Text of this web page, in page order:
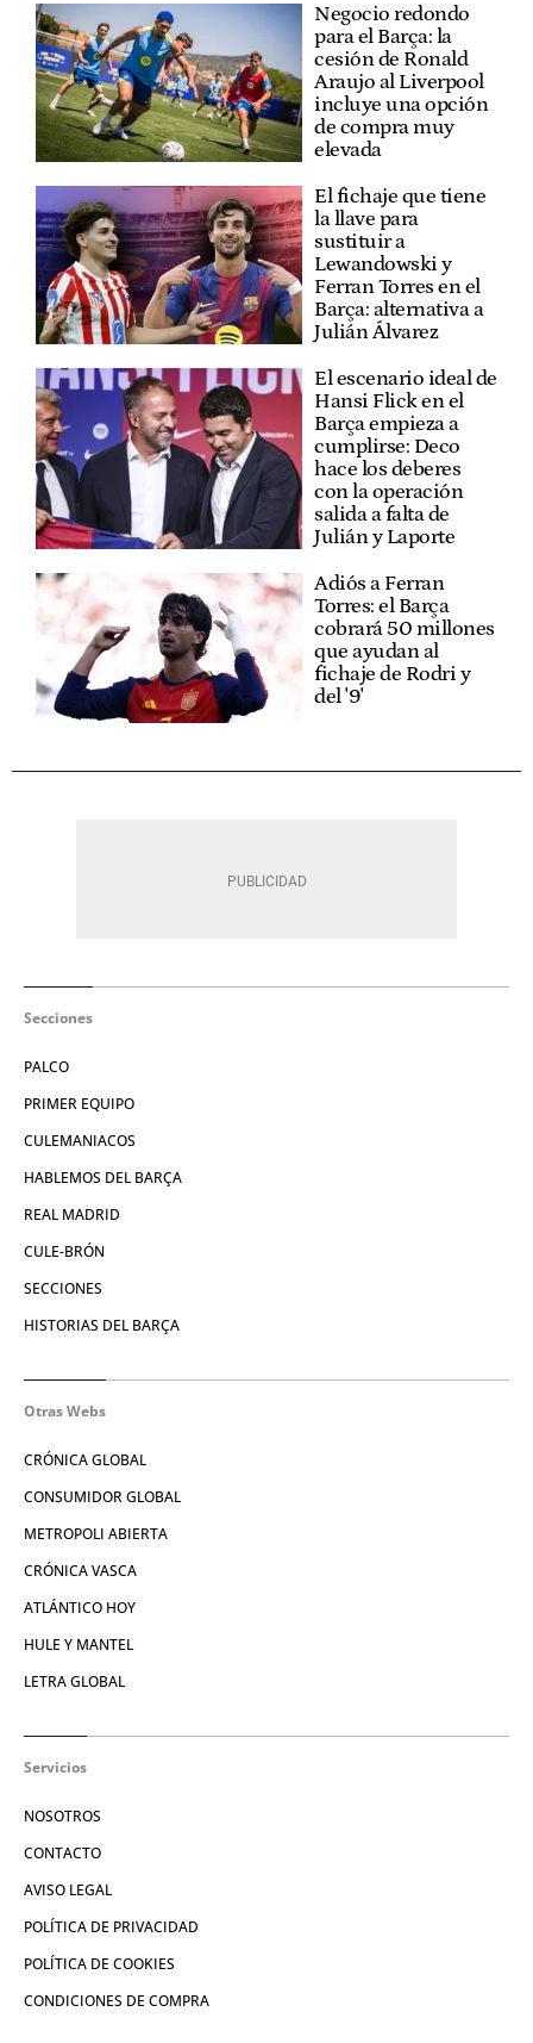
Negocio redondo
para el Barça: la
cesión de Ronald
Araujo al Liverpool
incluye una opción
de compra muy
elevada
El fichaje que tiene
la llave para
sustituir a
Lewandowski y
Ferran Torres en el
Barça: alternativa a
Julián Álvarez
El escenario ideal de
Hansi Flick en el
Barça empieza a
cumplirse: Deco
hace los deberes
con la operación
salida a falta de
Julián y Laporte
Adiós a Ferran
Torres: el Barça
cobrará 50 millones
que ayudan al
fichaje de Rodri y
del '9'
Secciones
PALCO
PRIMER EQUIPO
CULEMANIACOS
HABLEMOS DEL BARÇA
REAL MADRID
CULE-BRÓN
SECCIONES
HISTORIAS DEL BARÇA
Otras Webs
CRÓNICA GLOBAL
CONSUMIDOR GLOBAL
METROPOLI ABIERTA
CRÓNICA VASCA
ATLÁNTICO HOY
HULE Y MANTEL
LETRA GLOBAL
Servicios
NOSOTROS
CONTACTO
AVISO LEGAL
POLÍTICA DE PRIVACIDAD
POLÍTICA DE COOKIES
CONDICIONES DE COMPRA